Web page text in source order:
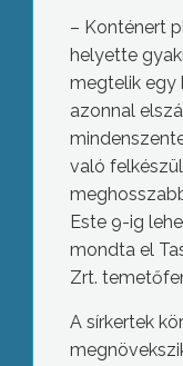
– Konténert
helyette
megtelik egy
azonnal
való
Este 9-ig
mondta el
Zrt.
A sírkertek